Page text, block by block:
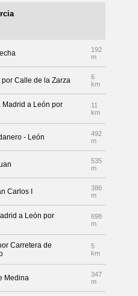
192
m
Calle de la Zarza
6
km
Madrid a León por
11
km
- León
492
m
535
m
Carlos I
386
m
a León por
698
m
Carretera de
5
km
Medina
347
m